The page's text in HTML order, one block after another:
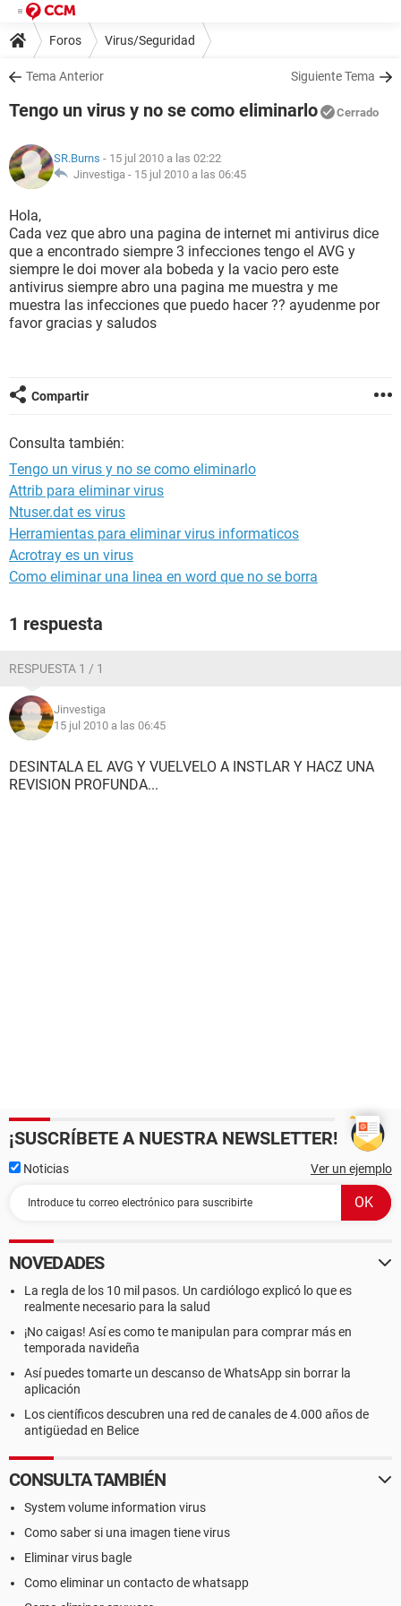
Foros Virus/Seguridad
Tema Anterior Siguiente Tema
Tengo un virus y no se como eliminarlo Cerrado
SR.Burns - 15 jul 2010 a las 02:22
Jinvestiga - 15 jul 2010 a las 06:45
Hola,
Cada vez que abro una pagina de internet mi antivirus dice
que a encontrado siempre 3 infecciones tengo el AVG y
siempre le doi mover ala bobeda y la vacio pero este
antivirus siempre abro una pagina me muestra y me
muestra las infecciones que puedo hacer ?? ayudenme por
favor gracias y saludos
Compartir
Consulta también:
Tengo un virus y no se como eliminarlo
Attrib para eliminar virus
Ntuser.dat es virus
Herramientas para eliminar virus informaticos
Acrotray es un virus
Como eliminar una linea en word que no se borra
1 respuesta
RESPUESTA 1 / 1
Jinvestiga
15 jul 2010 a las 06:45
DESINTALA EL AVG Y VUELVELO A INSTLAR Y HACZ UNA
REVISION PROFUNDA...
¡SUSCRÍBETE A NUESTRA NEWSLETTER!
Noticias Ver un ejemplo
NOVEDADES
La regla de los 10 mil pasos. Un cardiólogo explicó lo que es
realmente necesario para la salud
¡No caigas! Así es como te manipulan para comprar más en
temporada navideña
Así puedes tomarte un descanso de WhatsApp sin borrar la
aplicación
Los científicos descubren una red de canales de 4.000 años de
antigüedad en Belice
CONSULTA TAMBIÉN
System volume information virus
Como saber si una imagen tiene virus
Eliminar virus bagle
Como eliminar un contacto de whatsapp